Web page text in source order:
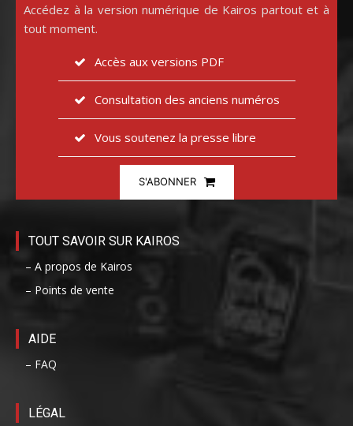
Accédez à la version numérique de Kairos partout et à
tout moment.
Accès aux versions PDF
Consultation des anciens numéros
Vous soutenez la presse libre
S'ABONNER
TOUT SAVOIR SUR KAIROS
– A propos de Kairos
– Points de vente
AIDE
– FAQ
LÉGAL